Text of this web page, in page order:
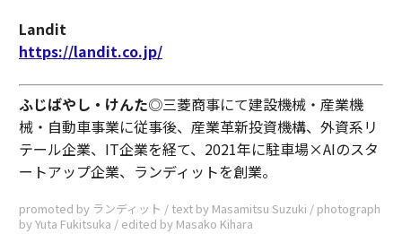
Landit
https://landit.co.jp/
ふじばやし・けんた◎三菱商事にて建設機械・産業機
械・自動車事業に従事後、産業革新投資機構、外資系リ
テール企業、IT企業を経て、2021年に駐車場×AIのスタ
ートアップ企業、ランディットを創業。
promoted by ランディット / text by Masamitsu Suzuki / photograph
by Yuta Fukitsuka / edited by Masako Kihara